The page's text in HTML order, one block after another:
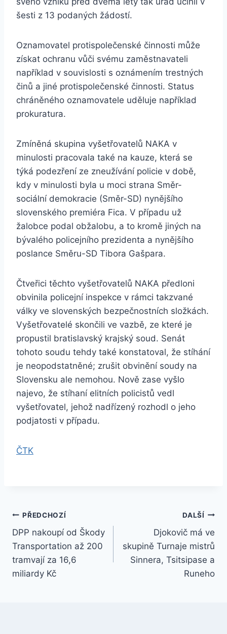
šesti z 13 podaných žádostí.
Oznamovatel protispolečenské činnosti může
získat ochranu vůči svému zaměstnavateli
například v souvislosti s oznámením trestných
činů a jiné protispolečenské činnosti. Status
chráněného oznamovatele uděluje například
prokuratura.
Zmíněná skupina vyšetřovatelů NAKA v
minulosti pracovala také na kauze, která se
týká podezření ze zneužívání policie v době,
kdy v minulosti byla u moci strana Směr-
sociální demokracie (Směr-SD) nynějšího
slovenského premiéra Fica. V případu už
žalobce podal obžalobu, a to kromě jiných na
bývalého policejního prezidenta a nynějšího
poslance Směru-SD Tibora Gašpara.
Čtveřici těchto vyšetřovatelů NAKA předloni
obvinila policejní inspekce v rámci takzvané
války ve slovenských bezpečnostních složkách.
Vyšetřovatelé skončili ve vazbě, ze které je
propustil bratislavský krajský soud. Senát
tohoto soudu tehdy také konstatoval, že stíhání
je neopodstatněné; zrušit obvinění soudy na
Slovensku ale nemohou. Nově zase vyšlo
najevo, že stíhaní elitních policistů vedl
vyšetřovatel, jehož nadřízený rozhodl o jeho
podjatosti v případu.
ČTK
Navigace
pro
příspěvek
PŘEDCHOZÍ
DPP nakoupí od Škody
Transportation až 200
tramvají za 16,6
miliardy Kč
DALŠÍ
Djokovič má ve
skupině Turnaje mistrů
Sinnera, Tsitsipase a
Runeho